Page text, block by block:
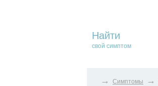
Найти
свой симптом
→ Симптомы →